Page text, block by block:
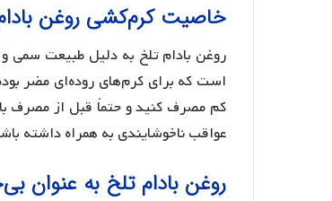
خاصیت کرم‌کشی روغن
روغن بادام تلخ به دلیل طبیعت سمی و
است که برای کرم‌های روده‌ای مضر
کم مصرف کنید و حتماً قبل از مصرف
عواقب ناخوشایندی به همراه داشته
روغن بادام تلخ به